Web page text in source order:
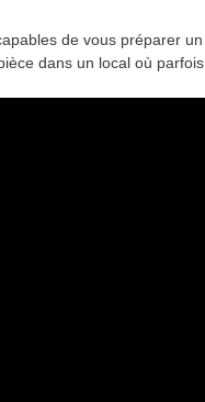
de vous préparer
dans un local où